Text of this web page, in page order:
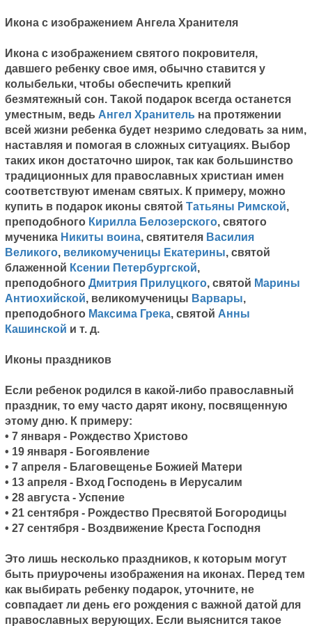
Икона с изображением Ангела Хранителя
Икона с изображением святого покровителя,
давшего ребенку свое имя, обычно ставится у
колыбельки, чтобы обеспечить крепкий
безмятежный сон. Такой подарок всегда останется
уместным, ведь Ангел Хранитель на протяжении
всей жизни ребенка будет незримо следовать за ним,
наставляя и помогая в сложных ситуациях. Выбор
таких икон достаточно широк, так как большинство
традиционных для православных христиан имен
соответствуют именам святых. К примеру, можно
купить в подарок иконы святой Татьяны Римской,
преподобного Кирилла Белозерского, святого
мученика Никиты воина, святителя Василия
Великого, великомученицы Екатерины, святой
блаженной Ксении Петербургской,
преподобного Дмитрия Прилуцкого, святой Марины
Антиохийской, великомученицы Варвары,
преподобного Максима Грека, святой Анны
Кашинской и т. д.
Иконы праздников
Если ребенок родился в какой-либо православный
праздник, то ему часто дарят икону, посвященную
этому дню. К примеру:
• 7 января - Рождество Христово
• 19 января - Богоявление
• 7 апреля - Благовещенье Божией Матери
• 13 апреля - Вход Господень в Иерусалим
• 28 августа - Успение
• 21 сентября - Рождество Пресвятой Богородицы
• 27 сентября - Воздвижение Креста Господня
Это лишь несколько праздников, к которым могут
быть приурочены изображения на иконах. Перед тем
как выбирать ребенку подарок, уточните, не
совпадает ли день его рождения с важной датой для
православных верующих. Если выяснится такое